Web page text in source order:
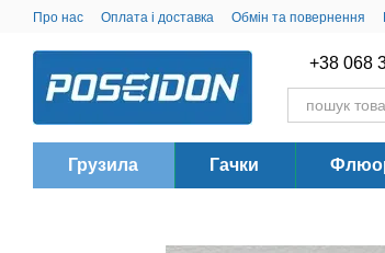
Перейти до основного контенту
Про нас Оплата і доставка Обмін та повернення
+38 068
Грузила Гачки